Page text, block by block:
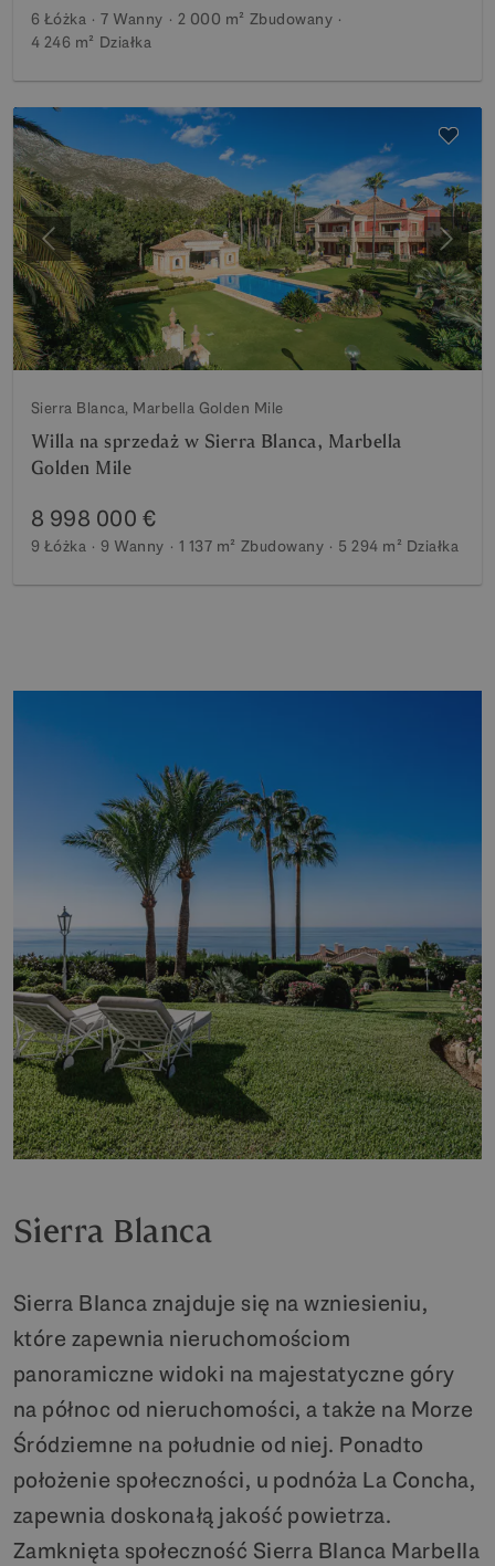
6 Łóżka 7 Wanny 2 000 m² Zbudowany
4 246 m² Działka
Poprzedni
Sierra Blanca, Marbella Golden Mile
Willa na sprzedaż w Sierra Blanca, Marbella
Golden Mile
8 998 000 €
9 Łóżka 9 Wanny 1 137 m² Zbudowany 5 294 m² Działka
Sierra Blanca
Sierra Blanca znajduje się na wzniesieniu,
które zapewnia nieruchomościom
panoramiczne widoki na majestatyczne góry
na północ od nieruchomości, a także na Morze
Śródziemne na południe od niej. Ponadto
położenie społeczności, u podnóża La Concha,
zapewnia doskonałą jakość powietrza.
Zamknięta społeczność Sierra Blanca Marbella